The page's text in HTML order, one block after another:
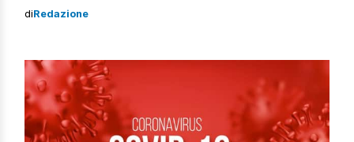
formazione di muschi nel Peristilio della Villa Romana del
oggi pomeriggio nel corso di un […]
diRedazione